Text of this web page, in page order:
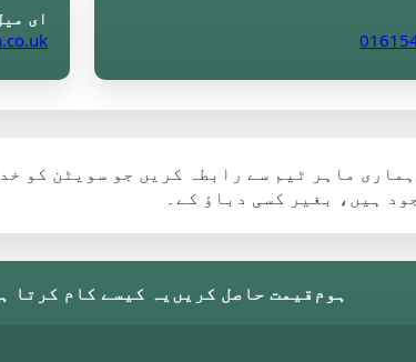
ای
ہماری ماہر ٹیم سے رابطہ کریں جو سویٹن کو
ہیں، بغیر کسی دباؤ کے۔
ہومقیمت حاصل کریں یہ کیسے کام کرتا